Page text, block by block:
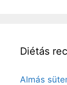
Diétás
Almás